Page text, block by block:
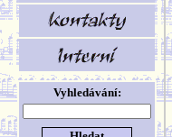
Vyhledávání: